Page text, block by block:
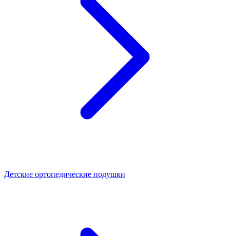
Детские ортопедические подушки